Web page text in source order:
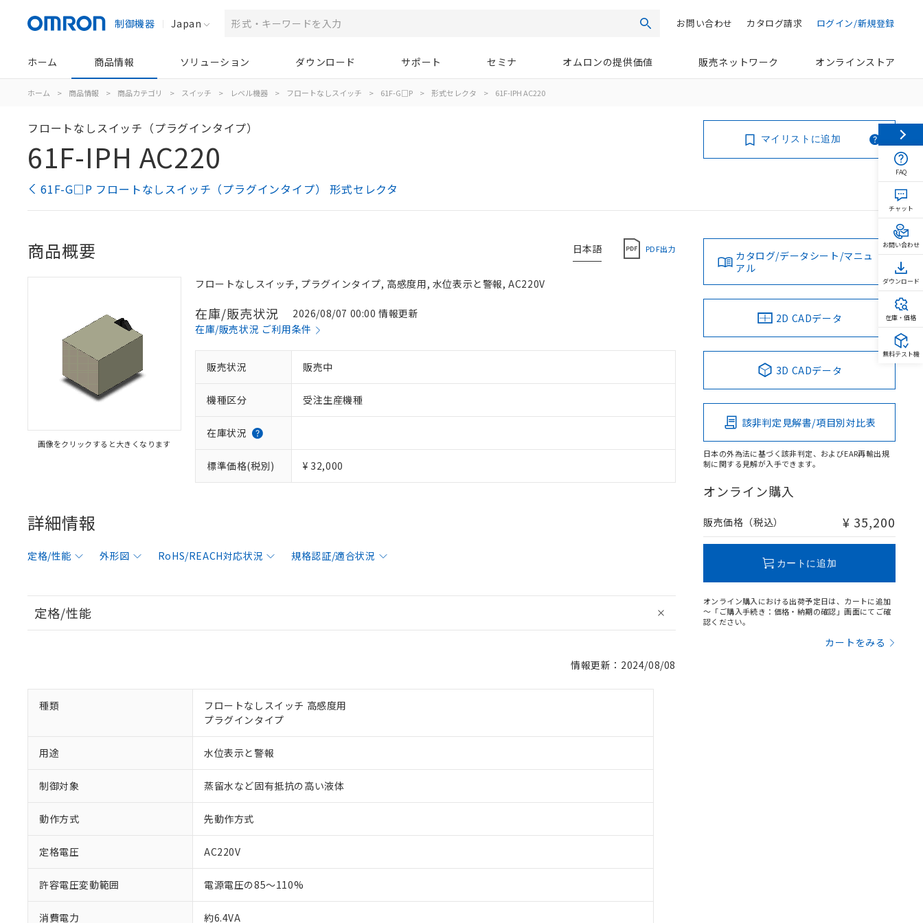
制御機器 Japan 検索 ログイン/新規登録
カタログ請求
お問い合わせ
ホーム 商品情報 ソリューション ダウンロード サポート セミナ オムロンの提供価値 販売ネットワーク オンラインストア
ホーム > 商品情報 > 商品カテゴリ > スイッチ > レベル機器 > フロートなしスイッチ > 61F-G□P > 形式セレクタ > 61F-IPH AC220
フロートなしスイッチ（プラグインタイプ）
61F-IPH AC220
61F-G□P フロートなしスイッチ（プラグインタイプ） 形式セレクタ
マイリストに追加
日本語 PDF出力
商品概要
画像をクリックすると大きくなります
フロートなしスイッチ, プラグインタイプ, 高感度用, 水位表示と警報, AC220V
在庫/販売状況
2026/08/07 00:00 情報更新
在庫/販売状況 ご利用条件
販売状況 販売中
機種区分 受注生産機種
在庫状況
標準価格(税別) ¥ 32,000
詳細情報
定格/性能 外形図 RoHS/REACH対応状況 規格認証/適合状況
定格/性能
情報更新：2024/08/08
種類
フロートなしスイッチ 高感度用
プラグインタイプ
用途 水位表示と警報
制御対象 蒸留水など固有抵抗の高い液体
動作方式 先動作方式
定格電圧 AC220V
許容電圧変動範囲 電源電圧の85～110%
消費電力 約6.4VA
カタログ/データシート/マニュ
アル
2D CADデータ
3D CADデータ
該非判定見解書/項目別対比表
日本の外為法に基づく該非判定、およびEAR再輸出規
制に関する見解が入手できます。
オンライン購入
販売価格（税込） ¥ 35,200
カートに追加
オンライン購入における出荷予定日は、カートに追加
～「ご購入手続き：価格・納期の確認」画面にてご確
認ください。
カートをみる
対応済み：EU RoHS指令（10物質）の非含有に対応した製品が提供可能な商品です。
FAQ
チャット
お問い合わせ
ダウンロード
在庫・価格
無料テスト機